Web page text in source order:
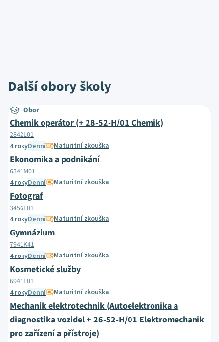
Další obory školy
Obor
Chemik operátor (+ 28-52-H/01 Chemik)
2842L01
4 rokyDenní Maturitní zkouška
Ekonomika a podnikání
6341M01
4 rokyDenní Maturitní zkouška
Fotograf
3456L01
4 rokyDenní Maturitní zkouška
Gymnázium
7941K41
4 rokyDenní Maturitní zkouška
Kosmetické služby
6941L01
4 rokyDenní Maturitní zkouška
Mechanik elektrotechnik (Autoelektronika a
diagnostika vozidel + 26-52-H/01 Elektromechanik
pro zařízení a přístroje)